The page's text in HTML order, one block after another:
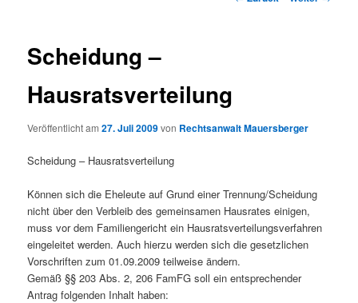
Scheidung –
Hausratsverteilung
Veröffentlicht am27. Juli 2009von Rechtsanwalt Mauersberger
Scheidung – Hausratsverteilung
Können sich die Eheleute auf Grund einer Trennung/Scheidung
nicht über den Verbleib des gemeinsamen Hausrates einigen,
muss vor dem Familiengericht ein Hausratsverteilungsverfahren
eingeleitet werden. Auch hierzu werden sich die gesetzlichen
Vorschriften zum 01.09.2009 teilweise ändern.
Gemäß §§ 203 Abs. 2, 206 FamFG soll ein entsprechender
Antrag folgenden Inhalt haben: